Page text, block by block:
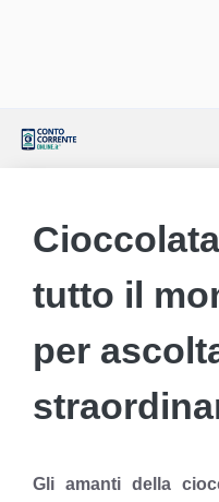
tutto il
per
Gli amanti della